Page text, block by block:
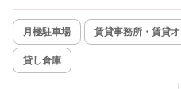
月極駐車場 賃貸事務所・賃貸
貸し倉庫